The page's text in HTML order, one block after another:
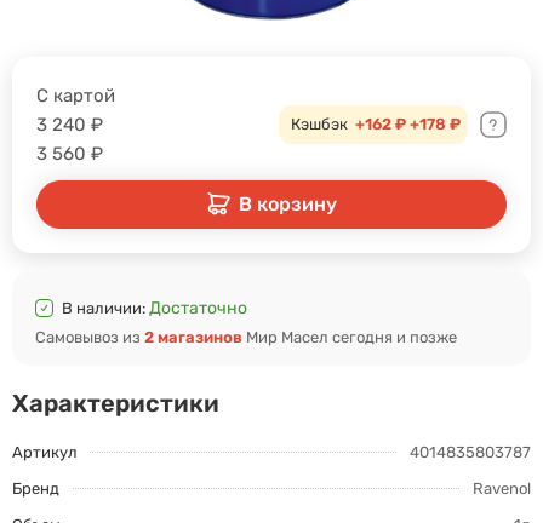
Характеристики
Артикул
4014835803787
Бренд
Ravenol
С картой
3 240 ₽
3 560 ₽
Кэшбэк +162 ₽ +178 ₽
В корзину
В наличии: Достаточно
Самовывоз из 2 магазинов Мир Масел сегодня и позже